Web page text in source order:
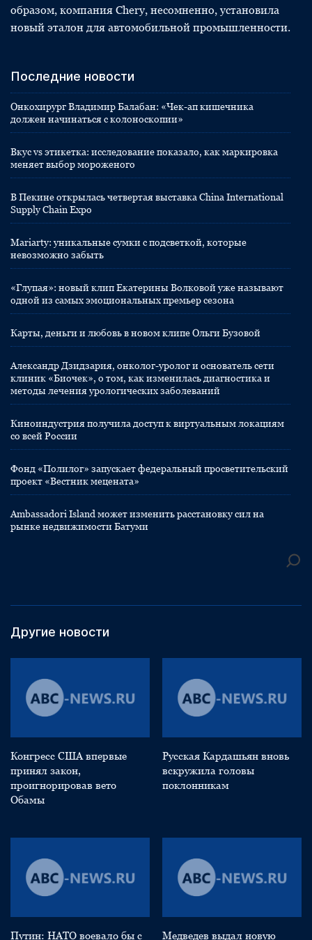
образом, компания Chery, несомненно, установила
новый эталон для автомобильной промышленности.
Последние новости
Онкохирург Владимир Балабан: «Чек-ап кишечника
должен начинаться с колоноскопии»
Вкус vs этикетка: исследование показало, как маркировка
меняет выбор мороженого
В Пекине открылась четвертая выставка China International
Supply Chain Expo
Mariarty: уникальные сумки с подсветкой, которые
невозможно забыть
«Глупая»: новый клип Екатерины Волковой уже называют
одной из самых эмоциональных премьер сезона
Карты, деньги и любовь в новом клипе Ольги Бузовой
Александр Дзидзария, онколог-уролог и основатель сети
клиник «Биочек», о том, как изменилась диагностика и
методы лечения урологических заболеваний
Киноиндустрия получила доступ к виртуальным локациям
со всей России
Фонд «Полилог» запускает федеральный просветительский
проект «Вестник мецената»
Ambassadori Island может изменить расстановку сил на
рынке недвижимости Батуми
Другие новости
Конгресс США впервые
принял закон,
проигнорировав вето
Обамы
Русская Кардашьян вновь
вскружила головы
поклонникам
Путин: НАТО воевало бы с Медведев выдал новую